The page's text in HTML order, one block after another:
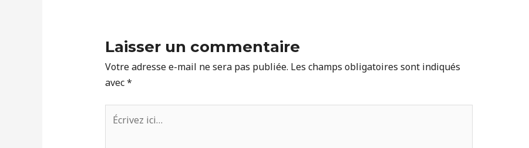
Laisser un commentaire
Votre adresse e-mail ne sera pas publiée. Les champs obligatoires sont indiqués
avec*
Écrivez
ici…